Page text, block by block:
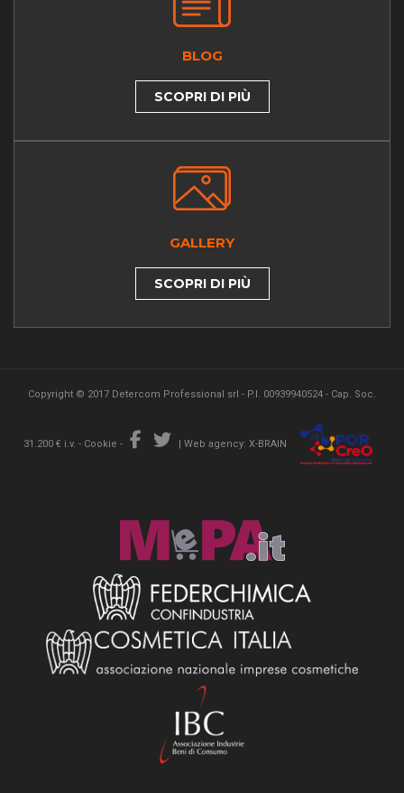
BLOG
SCOPRI DI PIÙ
GALLERY
SCOPRI DI PIÙ
Copyright © 2017 Detercom Professional srl - P.I. 00939940524 - Cap. Soc.
31.200 € i.v. - Cookie - | Web agency: X-BRAIN